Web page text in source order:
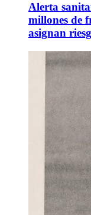
Alerta
millones de
asignan